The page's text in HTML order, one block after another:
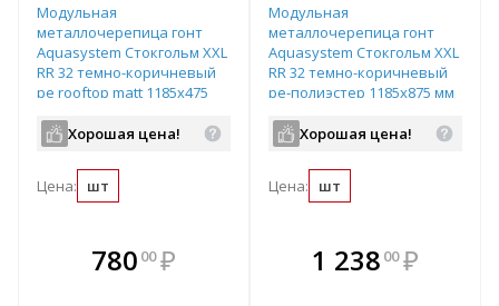
Модульная
металлочерепица гонт
Aquasystem Стокгольм XXL
RR 32 темно-коричневый
pe rooftop matt 1185х475
Хорошая цена!
Цена: шт
780 00 ₽
В комплекте
всегда выгоднее!
Модульная
металлочерепица гонт
Aquasystem Стокгольм XXL
RR 32 темно-коричневый
ре-полиэстер 1185х875 мм
Хорошая цена!
Цена: шт
В комплекте
всегда выгоднее!
1 238 00 ₽